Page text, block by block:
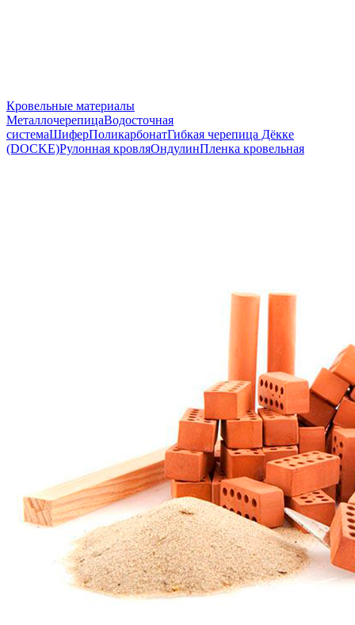
Кровельные материалы
МеталлочерепицаВодосточная
системаШиферПоликарбонатГибкая черепица Дёкке
(DOCKE)Рулонная кровляОндулинПленка кровельная